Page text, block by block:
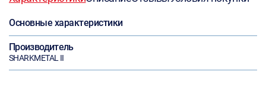
Основные характеристики
Производитель
SHARKMETAL II